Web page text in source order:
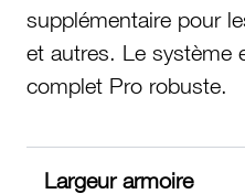
supplémentaire pour
et autres. Le système
complet Pro robuste.
Largeur armoire